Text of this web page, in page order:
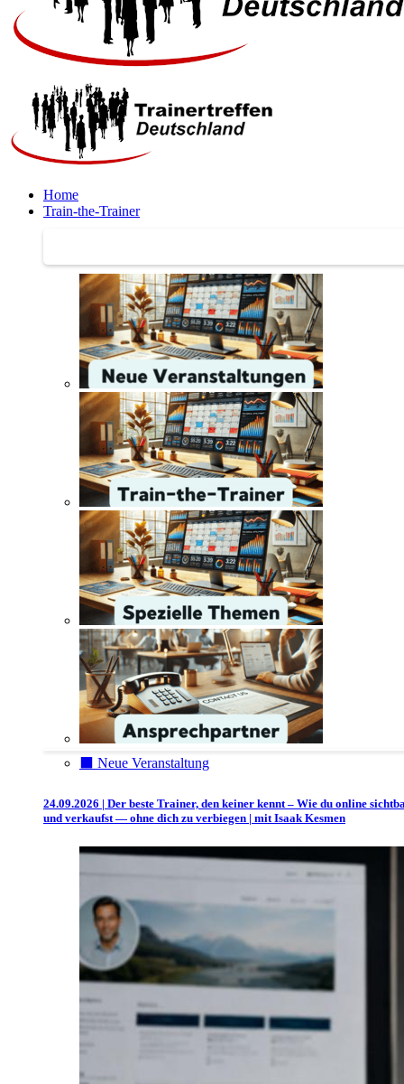
Home
Train-the-Trainer
⬛️ Neue Veranstaltung
24.09.2026 | Der beste Trainer, den keiner kennt – Wie du online
und verkaufst — ohne dich zu verbiegen | mit Isaak Kesmen